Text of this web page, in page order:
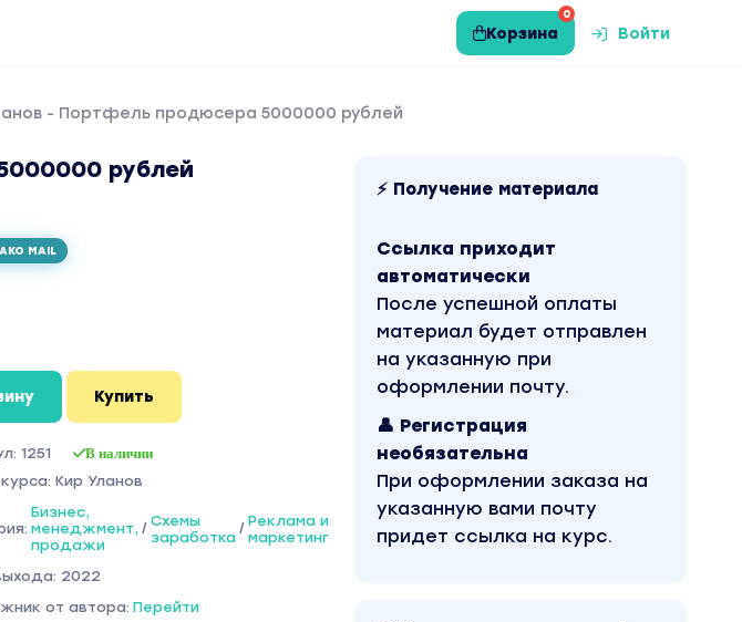
0
Корзина Войти
- Портфель продюсера 5000000 рублей
рублей
MAIL
Купить
1251 В наличии
Кир Уланов
Бизнес,
менеджмент,
продажи
/ Схемы
заработка / Реклама и
маркетинг
2022
от автора: Перейти
⚡ Получение материала
Ссылка приходит
автоматически
После успешной оплаты
материал будет отправлен
на указанную при
оформлении почту.
👤 Регистрация
необязательна
При оформлении заказа на
указанную вами почту
придет ссылка на курс.